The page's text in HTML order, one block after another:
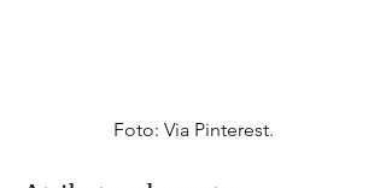
Foto: Via Pinterest.